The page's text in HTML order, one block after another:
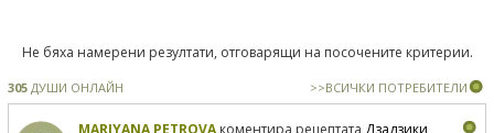
Не бяха намерени резултати, отговарящи на посочените критерии.
305 ДУШИ ОНЛАЙН >>ВСИЧКИ ПОТРЕБИТЕЛИ
MARIYANA PETROVAкоментира рецептата Дзадзики